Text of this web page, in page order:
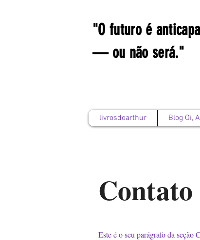
"O futuro é
— ou não será."
livrosdoarthur Blog Oi,
Contato
Este é o seu parágrafo da